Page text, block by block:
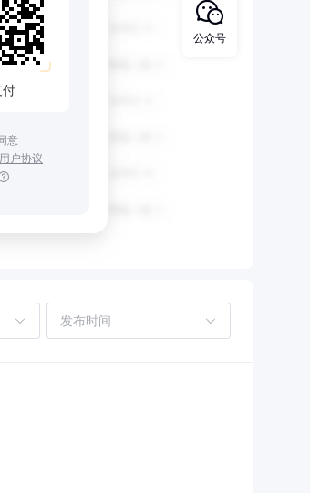
意
用户协议
公众号